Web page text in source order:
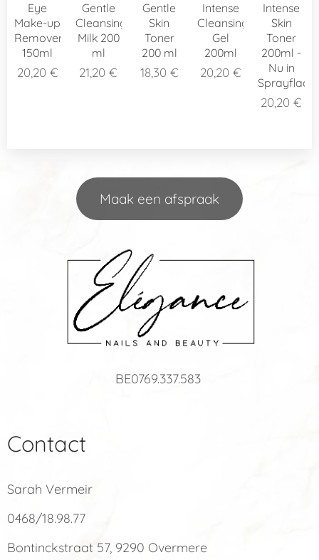
Eye
Make-up
Remover
150ml
20,20 €
Gentle
Cleansing
Milk 200
ml
21,20 €
Gentle
Skin
Toner
200 ml
18,30 €
Intense
Cleansing
Gel
200ml
20,20 €
Intense
Skin
Toner
200ml -
Nu in
20,20 €
Maak een afspraak
BE0769.337.583
Contact
Sarah Vermeir
0468/18.98.77
Bontinckstraat 57, 9290 Overmere